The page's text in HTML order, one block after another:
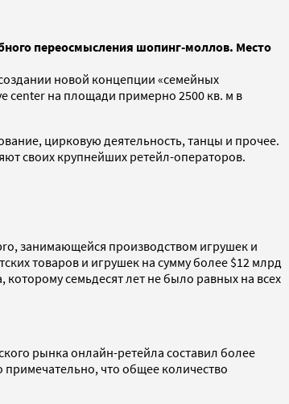
переосмысления шопинг-моллов. Место
новой концепции «семейных
center на площади примерно 2500 кв. м в
цирковую деятельность, танцы и прочее.
своих крупнейших ретейл-операторов.
занимающейся производством игрушек и
товаров и игрушек на сумму более $12 млрд
семьдесят лет не было равных на всех
рынка онлайн-ретейла составил более
что общее количество